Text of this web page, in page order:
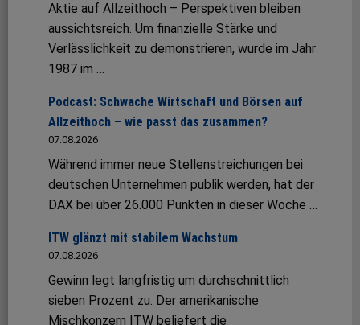
Aktie auf Allzeithoch – Perspektiven bleiben
aussichtsreich. Um finanzielle Stärke und
Verlässlichkeit zu demonstrieren, wurde im Jahr
1987 im …
Podcast: Schwache Wirtschaft und Börsen auf
Allzeithoch – wie passt das zusammen?
07.08.2026
Während immer neue Stellenstreichungen bei
deutschen Unternehmen publik werden, hat der
DAX bei über 26.000 Punkten in dieser Woche …
ITW glänzt mit stabilem Wachstum
07.08.2026
Gewinn legt langfristig um durchschnittlich
sieben Prozent zu. Der amerikanische
Mischkonzern ITW beliefert die